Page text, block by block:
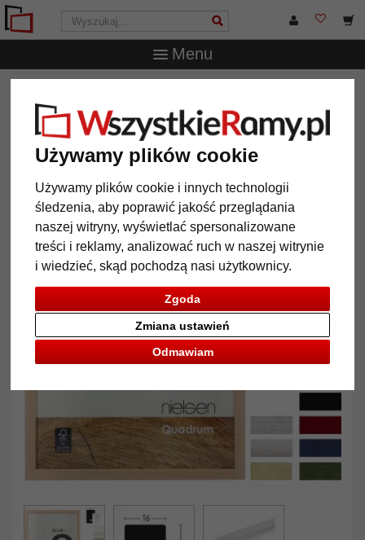
Używamy plików cookie
Używamy plików cookie i innych technologii
śledzenia, aby poprawić jakość przeglądania
naszej witryny, wyświetlać spersonalizowane
treści i reklamy, analizować ruch w naszej witrynie
i wiedzieć, skąd pochodzą nasi użytkownicy.
Zgoda
Odmawiam
Zmiana ustawień
Menu
na zdjęcia Quadrum
Ramka na zdjęcia Quadrum
Powrót